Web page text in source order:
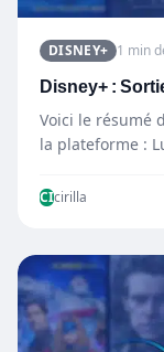
DISNEY+ 1 min
Disney+ :
Voici le résumé
la plateforme :
CIcirilla